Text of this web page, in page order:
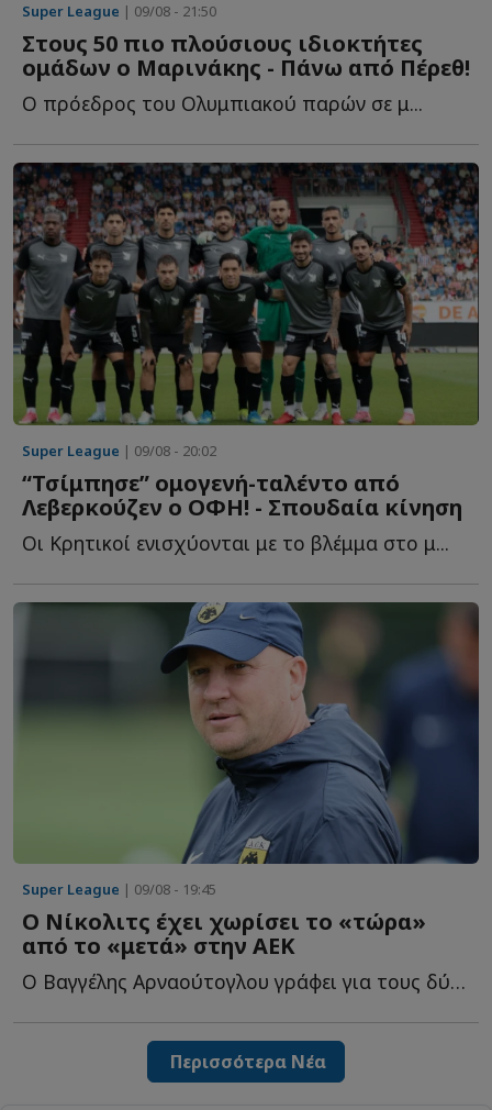
Super League | 09/08 - 21:50
Στους 50 πιο πλούσιους ιδιοκτήτες
ομάδων ο Μαρινάκης - Πάνω από Πέρεθ!
Ο πρόεδρος του Ολυμπιακού παρών σε μ...
Super League | 09/08 - 20:02
“Τσίμπησε” ομογενή-ταλέντο από
Λεβερκούζεν ο ΟΦΗ! - Σπουδαία κίνηση
Οι Κρητικοί ενισχύονται με το βλέμμα στο μ...
Super League | 09/08 - 19:45
Ο Νίκολιτς έχει χωρίσει το «τώρα»
από το «μετά» στην ΑΕΚ
Ο Βαγγέλης Αρναούτογλου γράφει για τους δύο ξεκάθαρους σ...
Περισσότερα Νέα